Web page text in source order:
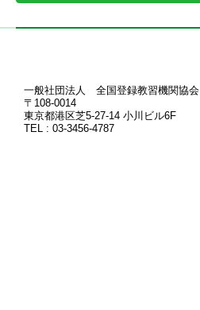
一般社団法人 全国登録教習機関協会
〒108-0014
東京都港区芝5-27-14 小川ビル6F
TEL : 03-3456-4787